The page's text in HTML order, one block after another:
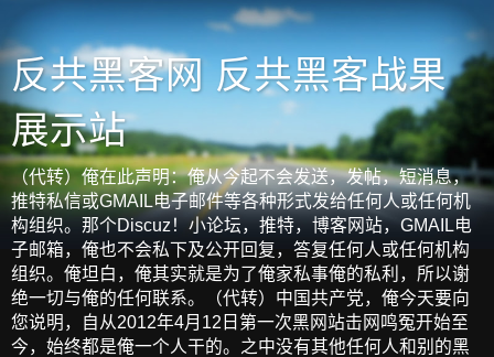
反共黑客网 反共黑客战果
展示站
（代转）俺在此声明：俺从今起不会发送，发帖，短消息，
推特私信或GMAIL电子邮件等各种形式发给任何人或任何机
构组织。那个Discuz！小论坛，推特，博客网站，GMAIL电
子邮箱，俺也不会私下及公开回复，答复任何人或任何机构
组织。俺坦白，俺其实就是为了俺家私事俺的私利，所以谢
绝一切与俺的任何联系。（代转）中国共产党，俺今天要向
您说明，自从2012年4月12日第一次黑网站击网鸣冤开始至
今，始终都是俺一个人干的。之中没有其他任何人和别的黑